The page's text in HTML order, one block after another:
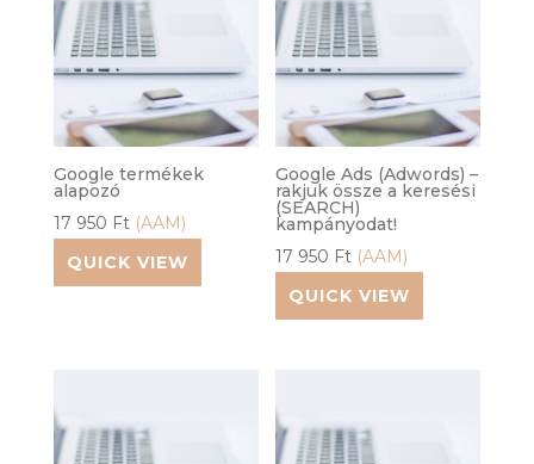
Google termékek
alapozó
17 950 Ft (AAM)
QUICK VIEW
Google Ads (Adwords) –
rakjuk össze a keresési
(SEARCH)
kampányodat!
17 950 Ft (AAM)
QUICK VIEW